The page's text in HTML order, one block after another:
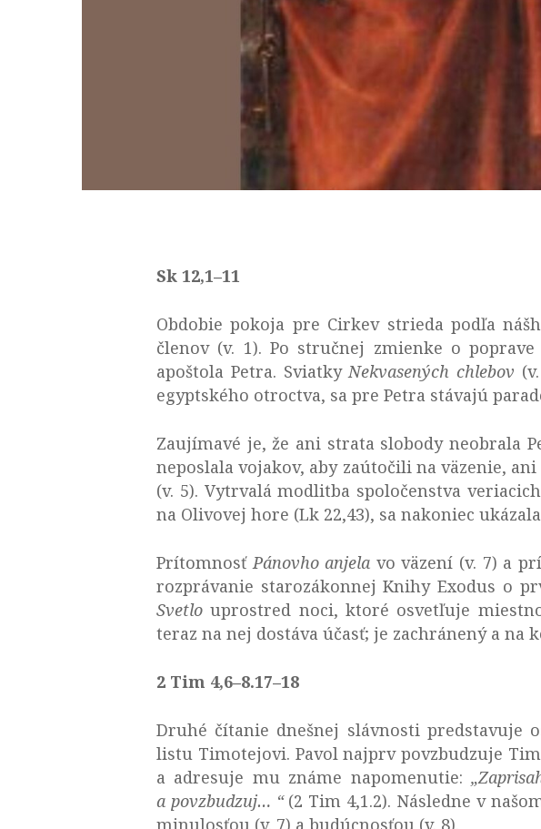
Sk 12,1–11
Obdobie pokoja pre Cirkev strieda podľa
členov (v. 1). Po stručnej zmienke o
apoštola Petra. Sviatky Nekvasených chlebov
egyptského otroctva, sa pre Petra stávajú
Zaujímavé je, že ani strata slobody neobrala
neposlala vojakov, aby zaútočili na väzenie,
(v. 5). Vytrvalá modlitba spoločenstva
na Olivovej hore (Lk 22,43), sa nakoniec
Prítomnosť Pánovho anjela vo väzení (v. 7) a
rozprávanie starozákonnej Knihy Exodus o
Svetlo uprostred noci, ktoré osvetľuje
teraz na nej dostáva účasť; je zachránený a na
2 Tim 4,6–8.17–18
Druhé čítanie dnešnej slávnosti predstavuje
listu Timotejovi. Pavol najprv povzbudzuje
a adresuje mu známe napomenutie:
a povzbudzuj… “(2 Tim 4,1.2). Následne v
minulosťou (v. 7) a budúcnosťou (v. 8).